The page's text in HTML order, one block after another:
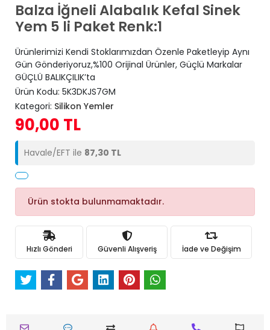
Balza İğneli Alabalık Kefal Sinek
Yem 5 li Paket Renk:1
Ürünlerimizi Kendi Stoklarımızdan Özenle Paketleyip Aynı
Gün Gönderiyoruz,%100 Orijinal Ürünler, Güçlü Markalar
GÜÇLÜ BALIKÇILIK’ta
Ürün Kodu: 5K3DKJS7GM
Kategori: Silikon Yemler
90,00 TL
Havale/EFT ile 87,30 TL
Ürün stokta bulunmamaktadır.
Hızlı Gönderi Güvenli Alışveriş İade ve Değişim